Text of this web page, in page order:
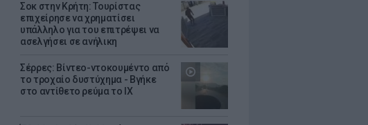
Σοκ στην Κρήτη: Τουρίστας
επιχείρησε να χρηματίσει
υπάλληλο για του επιτρέψει να
ασελγήσει σε ανήλικη
Σέρρες: Βίντεο-ντοκουμέντο από
το τροχαίο δυστύχημα - Βγήκε
στο αντίθετο ρεύμα το ΙΧ